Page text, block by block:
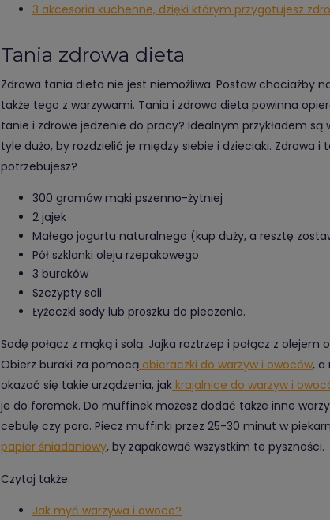
3 akcesoria kuchenne, dzięki którym przygotujesz
Tania zdrowa dieta
Zdrowa tania dieta nie jest niemożliwa. Postaw chociażby
także tego z warzywami. Tania i zdrowa dieta powinna
tanie i zdrowe jedzenie do pracy? Idealnym przykładem
tyle dużo, by rozdzielić je między siebie i dzieciaki. Zdrowa
potrzebujesz?
300 gramów mąki pszenno-żytniej
2 jajek
Małego jogurtu naturalnego (kup duży, a resztę
Pół szklanki oleju rzepakowego
3 buraków
Szczypty soli
Łyżeczki sody lub proszku do pieczenia.
Sodę połącz z mąką i solą. Jajka roztrzep i połącz z
Obierz buraki za pomocą obieraczki do warzyw i owoców, a
okazać się takie urządzenia, jak krajalnice do warzyw i
je do foremek. Do muffinek możesz dodać także inne
cebulę czy pora. Piecz muffinki przez 25-30 minut w
papier śniadaniowy, by zapakować wszystkim te pyszności.
Czytaj także:
Jak myć warzywa i owoce?